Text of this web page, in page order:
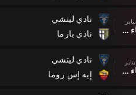
انتهاء وقت المباراة
نادي ليتشي
نادي بارما
انتهاء وقت المباراة
نادي ليتشي
إيه إس روما